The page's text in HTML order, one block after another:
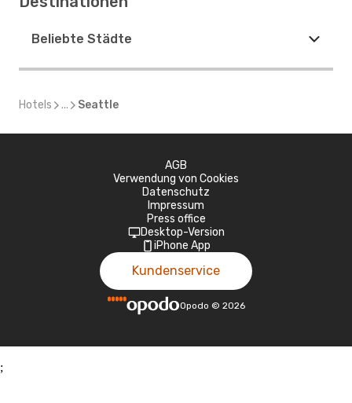
Beliebte Städte
Hotels ... Seattle
AGB
Verwendung von Cookies
Datenschutz
Impressum
Press office
Desktop-Version
iPhone App
Kundenservice
Opodo © 2026
;